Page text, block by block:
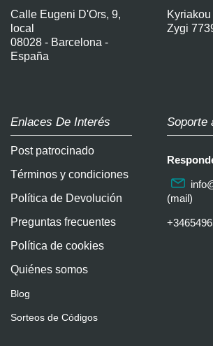
Calle Eugeni D'Ors, 9,
local
08028 - Barcelona -
España
Kyriakou
Zygi
Enlaces De Interés
Post patrocinado
Términos y condiciones
Política de Devolución
Preguntas frecuentes
Política de cookies
Quiénes somos
Blog
Sorteos de Códigos
Soporte
(mail)